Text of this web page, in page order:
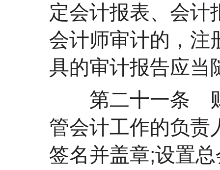
定会计报表、会计
会计师审计的，注
具的审计报告应当
第二十一条 财
管会计工作的负责
签名并盖章;设置